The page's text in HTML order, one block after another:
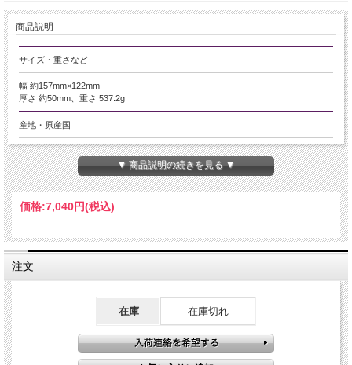
商品説明
サイズ・重さなど
幅 約157mm×122mm
厚さ 約50mm、重さ 537.2g
産地・原産国
マダガスカル産
グレードなど
-
モリオン(黒水晶)
商品説明
黒水晶【モリオン】クラスターをお買い得価格でご提供中！
形状を問わず、常に人気が高い定番のアイテムです！
原石クラスターならではの自然美がたっぷり詰まっています♪
水晶内の微量なアルミニウムと熱や放射線の影響で、この深みのある茶色が生ま
▼ 商品説明の続きを見る ▼
価格:7,040円(税込)
注文
在庫 在庫切れ